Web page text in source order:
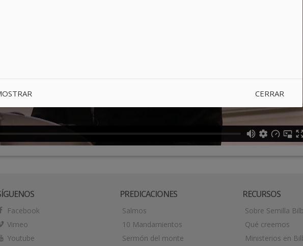
Facebook
Vimeo
Youtube
PREDICACIONES
Salmos
10 Mandamientos
Sermón del monte
RECURSOS
Sobre Semilla
Qué creemos
Ministerios en
CERRAR